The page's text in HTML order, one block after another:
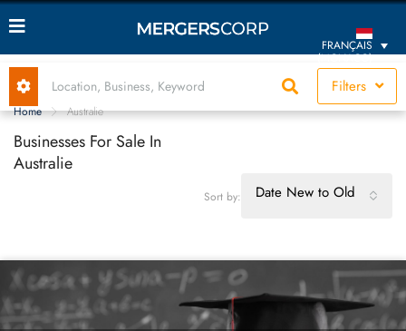
FRANÇAIS
(MONACO)
Filters
Home Australie
Businesses For Sale In
Australie
Sort by: Date New to Old